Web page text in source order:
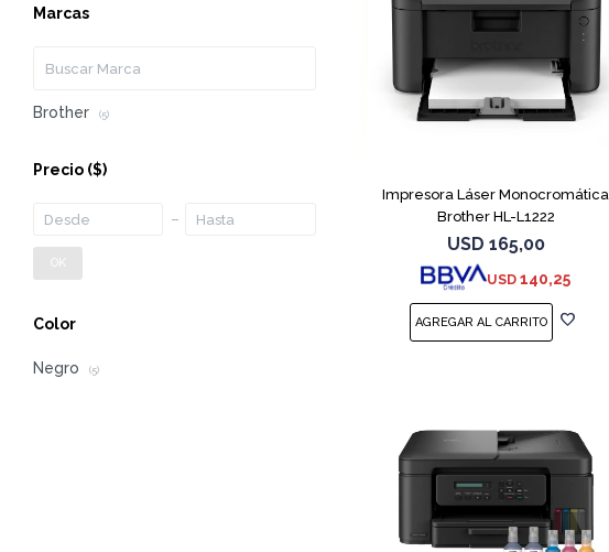
Impresora Láser Monocromática
Brother HL-L1222
USD 165,00
USD 140,25
Marcas
Brother (5)
Precio ($)
OK
Color
Negro (5)